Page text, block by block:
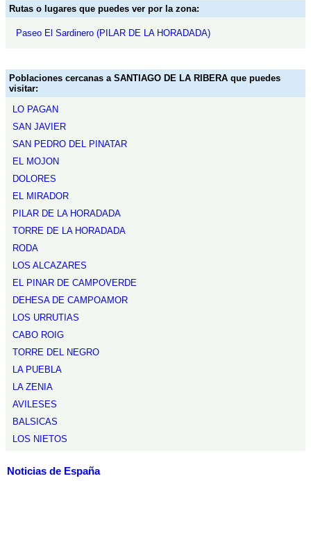
Rutas o lugares que puedes ver por la zona:
Paseo El Sardinero (PILAR DE LA HORADADA)
Poblaciones cercanas a SANTIAGO DE LA RIBERA que puedes
visitar:
LO PAGAN
SAN JAVIER
SAN PEDRO DEL PINATAR
EL MOJON
DOLORES
EL MIRADOR
PILAR DE LA HORADADA
TORRE DE LA HORADADA
RODA
LOS ALCAZARES
EL PINAR DE CAMPOVERDE
DEHESA DE CAMPOAMOR
LOS URRUTIAS
CABO ROIG
TORRE DEL NEGRO
LA PUEBLA
LA ZENIA
AVILESES
BALSICAS
LOS NIETOS
Noticias de España